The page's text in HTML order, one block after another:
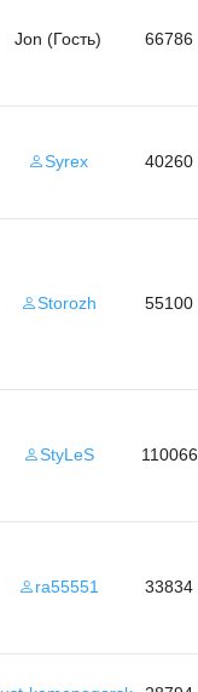
Jon (Гость) 66786
Syrex 40260
Storozh 55100
StyLeS 110066
ra55551 33834